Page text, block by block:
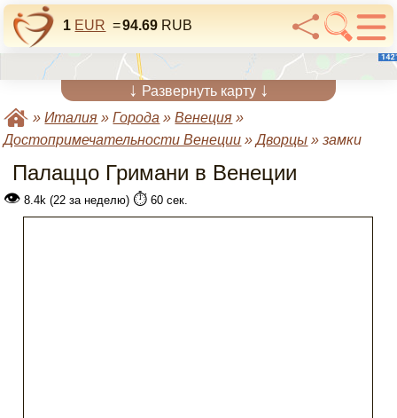
1 EUR =94.69 RUB
↓ Развернуть карту ↓
»Италия »Города »Венеция »
Достопримечательности Венеции »Дворцы »замки
Палаццо Гримани в Венеции
👁 8.4k (22 за неделю) ⏱️ 60 сек.